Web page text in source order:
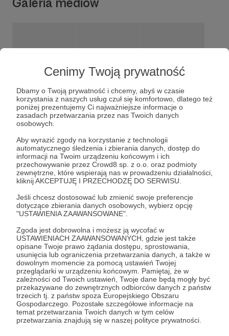
Cenimy Twoją prywatność
Dbamy o Twoją prywatność i chcemy, abyś w czasie
korzystania z naszych usług czuł się komfortowo, dlatego też
poniżej prezentujemy Ci najważniejsze informacje o
zasadach przetwarzania przez nas Twoich danych
osobowych.
Aby wyrazić zgody na korzystanie z technologii
automatycznego śledzenia i zbierania danych, dostęp do
informacji na Twoim urządzeniu końcowym i ich
przechowywanie przez Crowd8 sp. z o.o. oraz podmioty
zewnętrzne, które wspierają nas w prowadzeniu działalności,
kliknij AKCEPTUJĘ I PRZECHODZĘ DO SERWISU.
Jeśli chcesz dostosować lub zmienić swoje preferencje
dotyczące zbierania danych osobowych, wybierz opcję
"USTAWIENIA ZAAWANSOWANE".
Zgoda jest dobrowolna i możesz ją wycofać w
USTAWIENIACH ZAAWANSOWANYCH, gdzie jest także
opisane Twoje prawo żądania dostępu, sprostowania,
usunięcia lub ograniczenia przetwarzania danych, a także w
dowolnym momencie za pomocą ustawień Twojej
przeglądarki w urządzeniu końcowym. Pamiętaj, że w
zależności od Twoich ustawień, Twoje dane będą mogły być
przekazywane do zewnętrznych odbiorców danych z państw
trzecich tj. z państw spoza Europejskiego Obszaru
Gospodarczego. Pozostałe szczegółowe informacje na
temat przetwarzania Twoich danych w tym celów
przetwarzania znajdują się w naszej polityce prywatności.
Dołącz do grona Patronów!
Wesprzyj działalność AutoraMonika Jaruzelska
teraz!
Zostań Patronem
Promowani autorzy
Radio Wnet
4425 patronów 170965 zł miesięcznie